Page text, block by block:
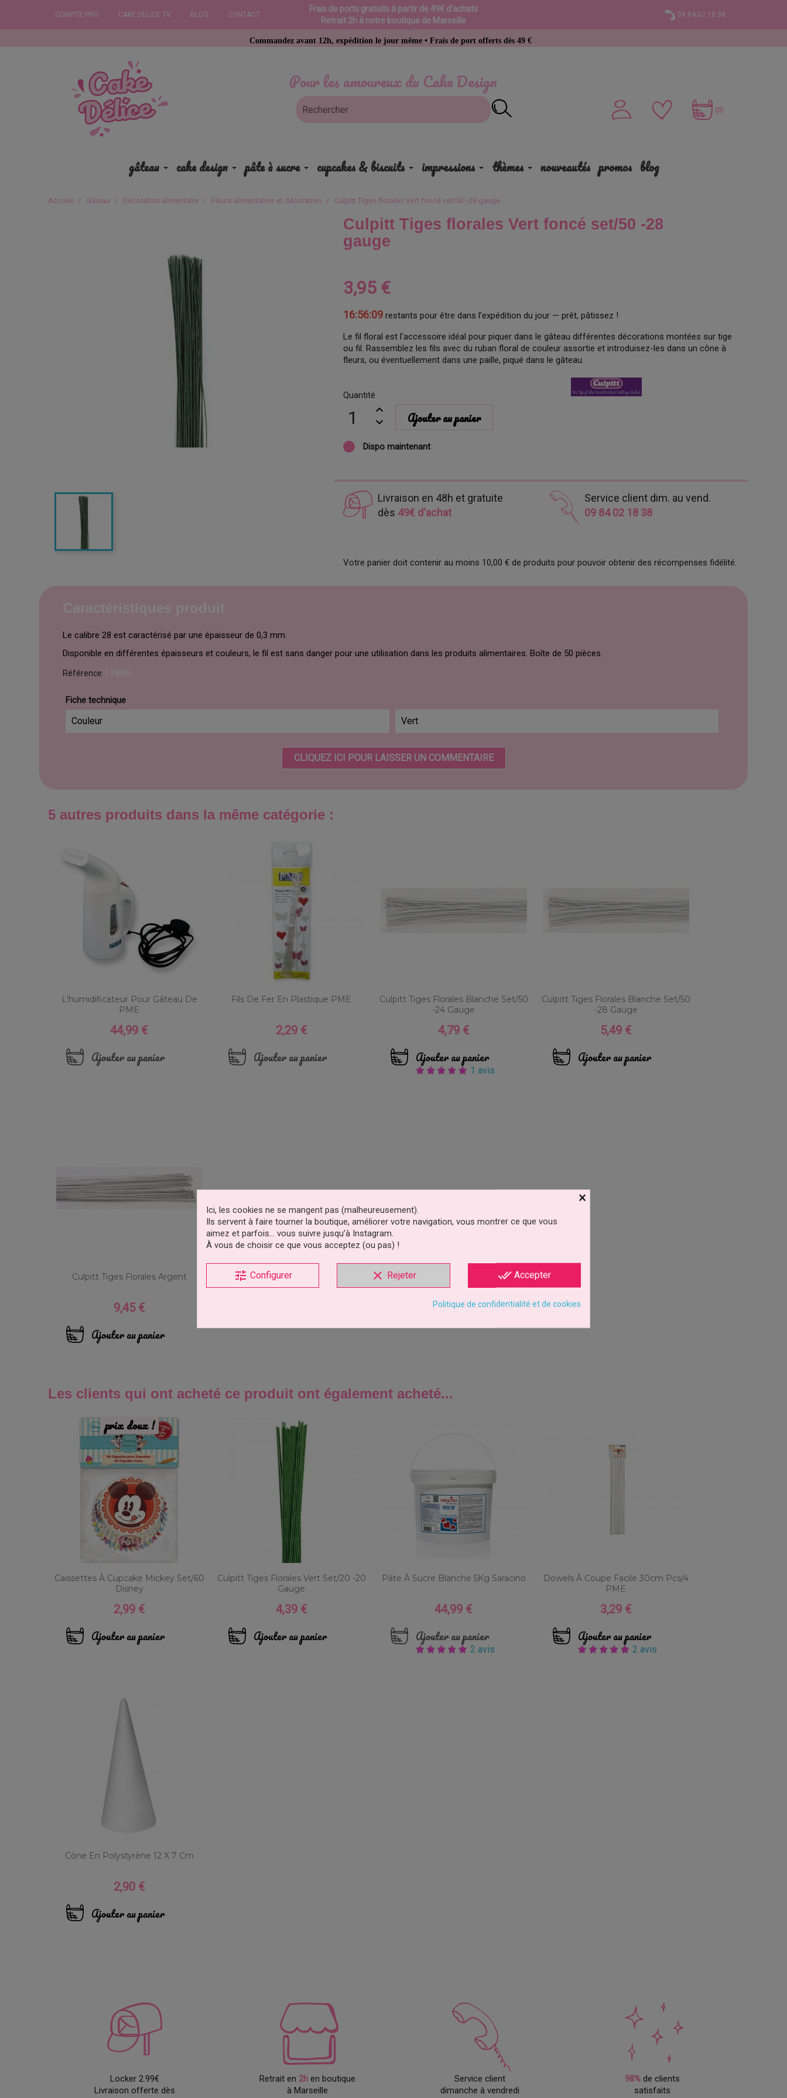
COMPTE PRO CAKE DELICE TV BLOG CONTACT
Frais de ports gratuits à partir de 49€ d'achats
Retrait 2h à notre boutique de Marseille
09.84.02.18.38
Pour les amoureux du Cake Design
Commandez avant 12h, expédition le jour même • Frais de port offerts dès 49 € d’achat
(0)
gâteau cake design pâte à sucre cupcakes & biscuits impressions thèmes nouveautés promos blog
Accueil Gâteau Décoration alimentaire Fleurs alimentaires et décoration Culpitt Tiges florales Vert foncé set/50 -28 gauge
Culpitt Tiges florales Vert foncé set/50 -28
gauge
3,95 €
16:56:08 restants pour être dans l’expédition du jour — prêt, pâtissez !
Le fil floral est l'accessoire idéal pour piquer dans le gâteau différentes décorations montées sur tige
ou fil. Rassemblez les fils avec du ruban floral de couleur assortie et introduisez-les dans un cône à
fleurs, ou éventuellement dans une paille, piqué dans le gâteau.
Quantité
Ajouter au panier
Dispo maintenant
Livraison en 48h et gratuite
dès 49€ d'achat
Service client dim. au vend.
09 84 02 18 38
Votre panier doit contenir au moins 10,00 € de produits pour pouvoir obtenir des récompenses fidélité.
Le calibre 28 est caractérisé par une épaisseur de 0,3 mm.
Disponible en différentes épaisseurs et couleurs, le fil est sans danger pour une utilisation dans les produits alimentaires. Boîte de 50 pièces.
Référence
Fiche technique
Couleur Vert
CLIQUEZ ICI POUR LAISSER UN COMMENTAIRE
5 autres produits dans la même catégorie :
L'humidificateur Pour Gâteau De
PME
Prix
44,99 €
Ajouter au panier
Fils De Fer En Plastique PME
Prix
2,29 €
Ajouter au panier
Culpitt Tiges Florales Blanche Set/50
-24 Gauge
Prix
4,79 €
Ajouter au panier
1 avis
Culpitt Tiges Florales Blanche Set/50
-28 Gauge
Prix
5,49 €
Ajouter au panier
Culpitt Tiges Florales Argent
Prix
9,45 €
Ajouter au panier
Les clients qui ont acheté ce produit ont également acheté...
Caissettes À Cupcake Mickey Set/60
Disney
Prix
2,99 €
Ajouter au panier
prix doux !
Culpitt Tiges Florales Vert Set/20 -20
Gauge
Prix
4,39 €
Ajouter au panier
Pâte À Sucre Blanche 5Kg Saracino
Prix
44,99 €
Ajouter au panier
2 avis
Dowels À Coupe Facile 30cm Pcs/4
PME
Prix
3,29 €
Ajouter au panier
2 avis
Cône En Polystyrène 12 X 7 Cm
Prix
2,90 €
Ajouter au panier
Locker 2.99€
Livraison offerte dès
Retrait en 2hen boutique
à Marseille
Service client
dimanche à vendredi
98% de clients
satisfaits
×
Ici, les cookies ne se mangent pas (malheureusement).
Ils servent à faire tourner la boutique, améliorer votre navigation, vous montrer ce que vous
aimez et parfois… vous suivre jusqu’à Instagram.
À vous de choisir ce que vous acceptez (ou pas) !
tune Configurer clear Rejeter done_all Accepter
Politique de confidentialité et de cookies